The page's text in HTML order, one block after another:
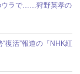
ウラで……狩野英孝の
復活”報道の『NHK紅